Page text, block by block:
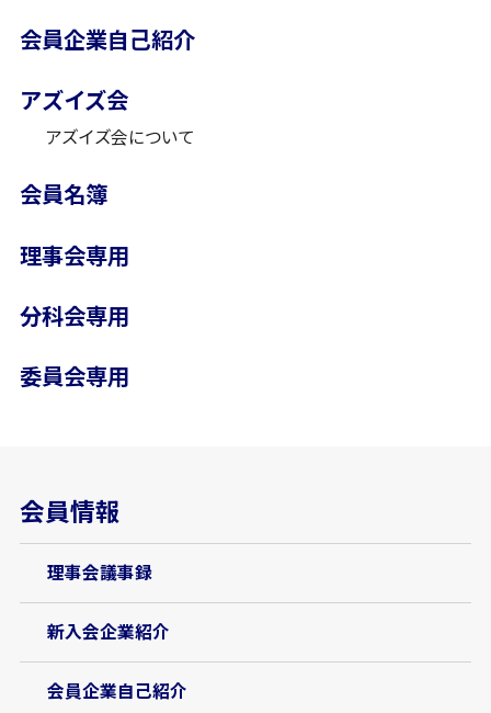
会員企業自己紹介
アズイズ会
アズイズ会について
会員名簿
理事会専用
分科会専用
委員会専用
会員情報
理事会議事録
新入会企業紹介
会員企業自己紹介